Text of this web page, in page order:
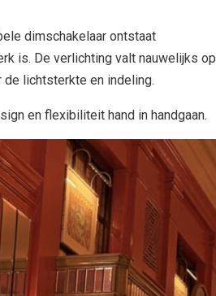
dimschakelaar ontstaat
is. De verlichting valt nauwelijks op
lichtsterkte en indeling.
en flexibiliteit hand in handgaan.